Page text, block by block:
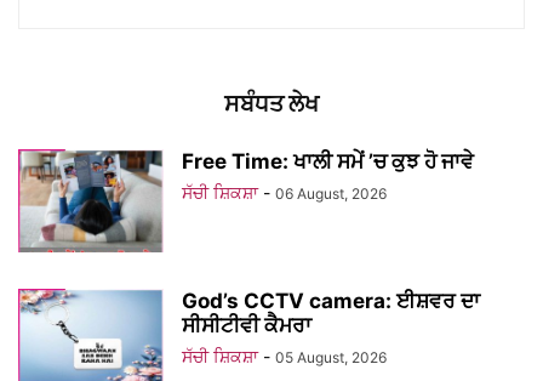
ਸਬੰਧਤ ਲੇਖ
Free Time: ਖਾਲੀ ਸਮੇਂ ’ਚ ਕੁਝ ਹੋ ਜਾਵੇ
ਸੱਚੀ ਸ਼ਿਕਸ਼ਾ - 06 August, 2026
God’s CCTV camera: ਈਸ਼ਵਰ ਦਾ
ਸੀਸੀਟੀਵੀ ਕੈਮਰਾ
ਸੱਚੀ ਸ਼ਿਕਸ਼ਾ - 05 August, 2026